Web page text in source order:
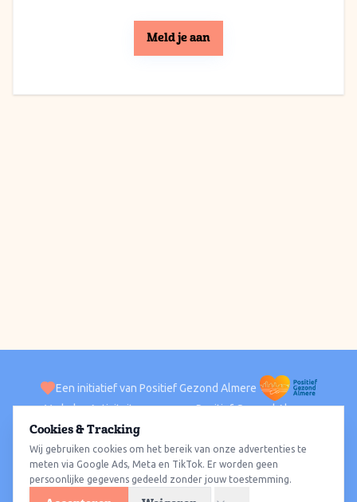
Meld je aan
Een initiatief van Positief Gezond Almere
VerhalenActiviteiten Positief Gezond Almere
ACTIVITEITEN PER WIJK
Alle wijkenAlmere HavenAlmere StadAlmere BuitenAlmere Poort
Almere HoutAlmere OosterwoldWat te doen
Cookies & Tracking
Wij gebruiken cookies om het bereik van onze advertenties te
meten via Google Ads, Meta en TikTok. Er worden geen
persoonlijke gegevens gedeeld zonder jouw toestemming.